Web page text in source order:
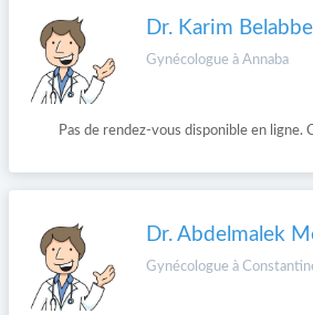
Dr. Karim
Gynécologue à Annaba
Pas de rendez-vous disponible en ligne.
Dr. Abdelmalek
Gynécologue à